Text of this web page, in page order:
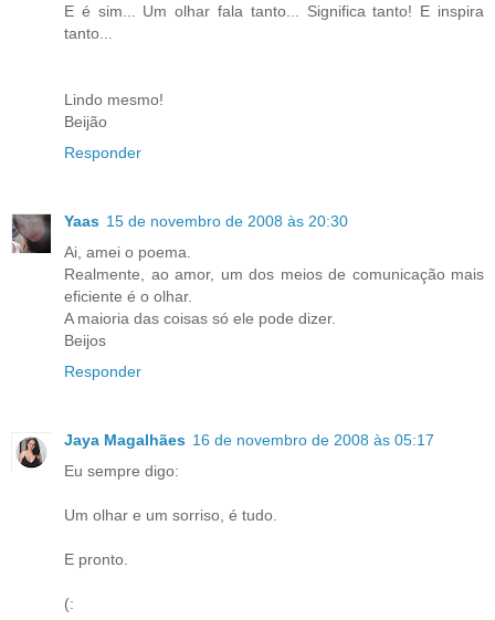
E é sim... Um olhar fala tanto... Significa tanto! E inspira
tanto...
Lindo mesmo!
Beijão
Responder
Yaas 15 de novembro de 2008 às 20:30
Ai, amei o poema.
Realmente, ao amor, um dos meios de comunicação mais
eficiente é o olhar.
A maioria das coisas só ele pode dizer.
Beijos
Responder
Jaya Magalhães 16 de novembro de 2008 às 05:17
Eu sempre digo:
Um olhar e um sorriso, é tudo.
E pronto.
(: